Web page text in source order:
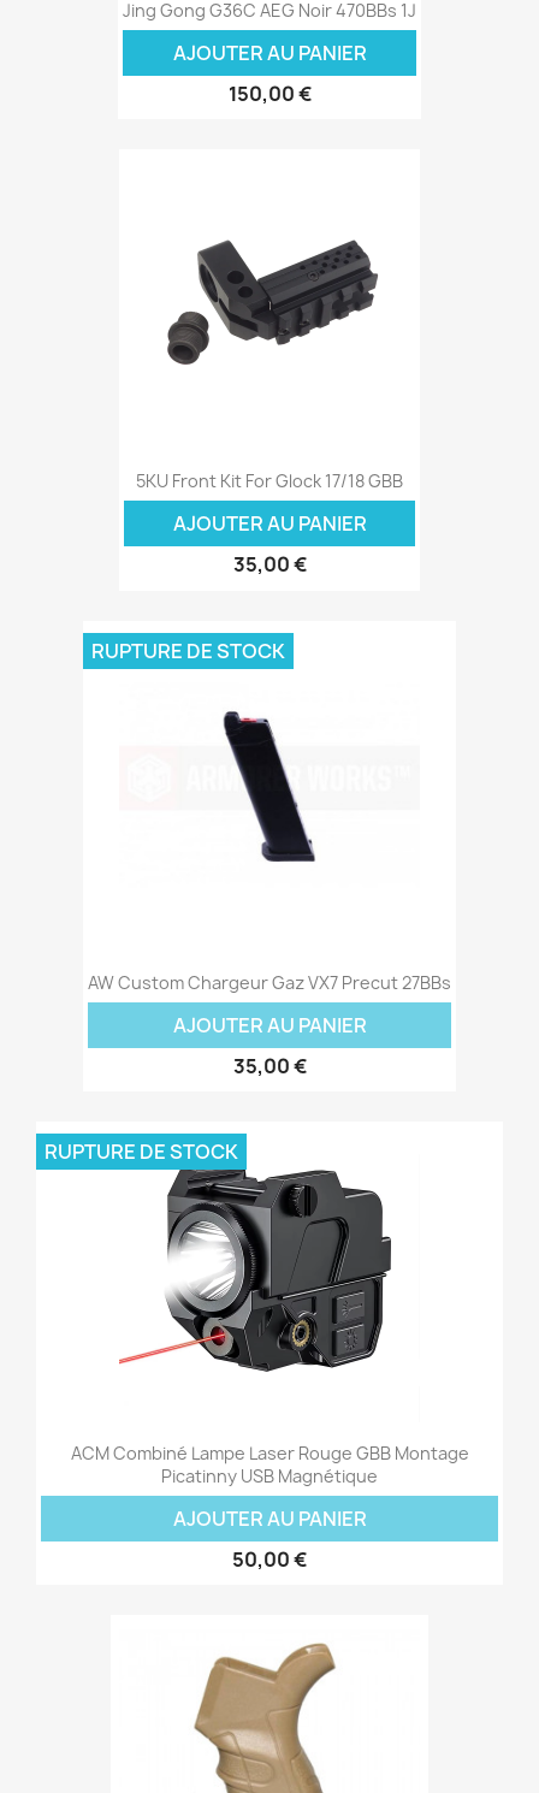
Jing Gong G36C AEG Noir 470BBs 1J
AJOUTER AU PANIER
150,00 €
5KU Front Kit For Glock 17/18 GBB
AJOUTER AU PANIER
35,00 €
AW Custom Chargeur Gaz VX7 Precut 27BBs
AJOUTER AU PANIER
35,00 €
RUPTURE DE STOCK
ACM Combiné Lampe Laser Rouge GBB Montage
Picatinny USB Magnétique
AJOUTER AU PANIER
50,00 €
RUPTURE DE STOCK